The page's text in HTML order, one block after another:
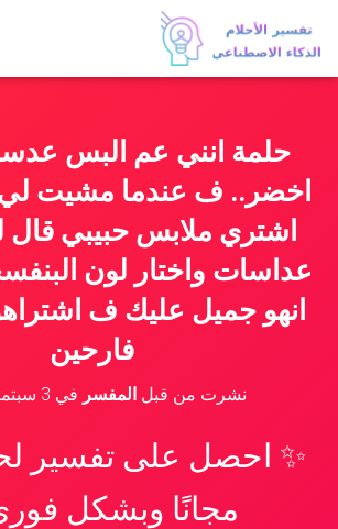
حلمة انني عم البس
اخضر.. ف عندما مشيت
اشتري ملابس حبيبي
عداسات واختار لون
انهو جميل عليك ف
فارحين
نشرت من قبل المفسر في 3 سبتمبر، 2023
✨ احصل على تفسير
مجانًا وبشكل